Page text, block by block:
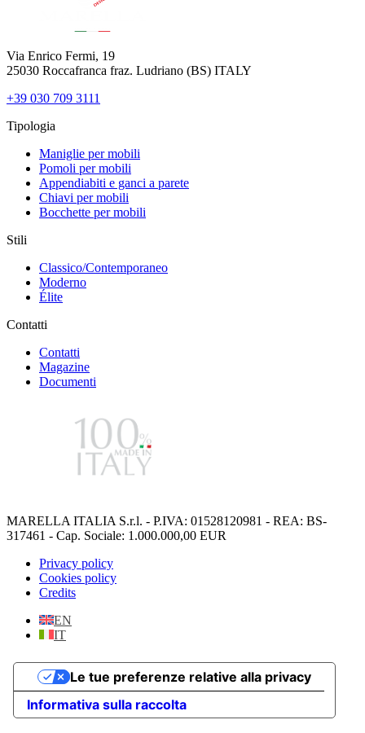
Via Enrico Fermi, 19
25030 Roccafranca fraz. Ludriano (BS) ITALY
+39 030 709 3111
Tipologia
Maniglie per mobili
Pomoli per mobili
Appendiabiti e ganci a parete
Chiavi per mobili
Bocchette per mobili
Stili
Classico/Contemporaneo
Moderno
Élite
Contatti
Contatti
Magazine
Documenti
MARELLA ITALIA S.r.l. - P.IVA: 01528120981 - REA: BS-
317461 - Cap. Sociale: 1.000.000,00 EUR
Privacy policy
Cookies policy
Credits
EN
IT
Informativa sulla raccolta
Le tue preferenze relative alla privacy